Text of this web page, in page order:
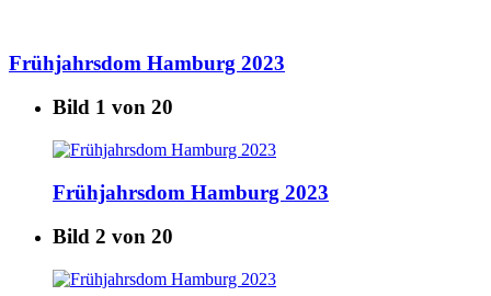
Frühjahrsdom Hamburg 2023
Bild 1 von 20
Frühjahrsdom Hamburg 2023
Bild 2 von 20